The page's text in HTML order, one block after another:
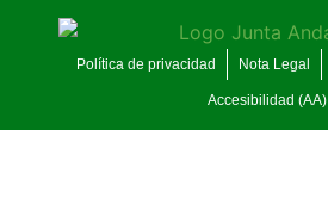
Política de privacidad Nota Legal
Accesibilidad (AA)